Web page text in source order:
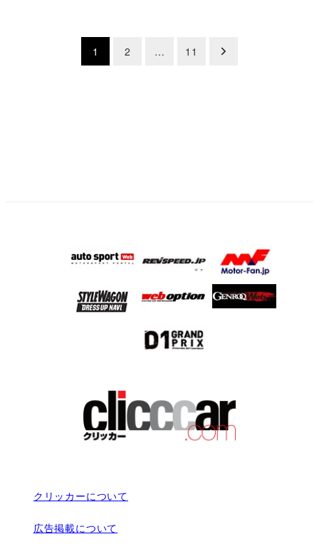
1 2 … 11
クリッカーについて
広告掲載について